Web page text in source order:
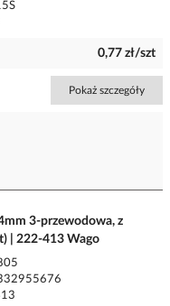
0,77 zł/szt
Pokaż szczegóły
3-przewodowa, z
| 222-413 Wago